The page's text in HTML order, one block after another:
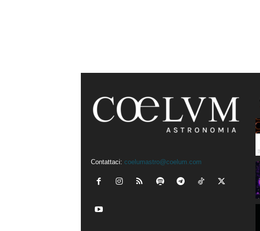
Contattaci: coelumastro@coelum.com